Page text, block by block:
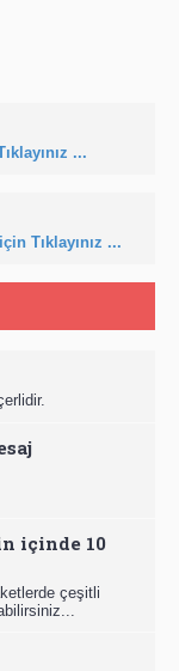
...
Tıklayınız ...
içinde 10
çeşitli